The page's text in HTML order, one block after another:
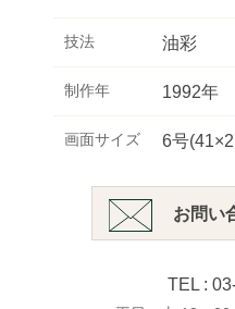
技法 油彩
制作年 1992年
画面サイズ 6号
お問い
TEL :